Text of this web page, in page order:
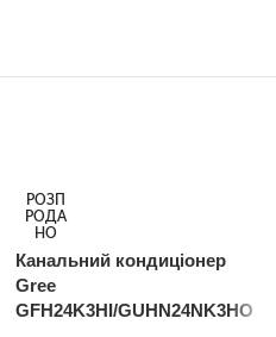
РОЗП
РОДА
НО
Канальний кондиціонер
Gree
GFH24K3HI/GUHN24NK3HO